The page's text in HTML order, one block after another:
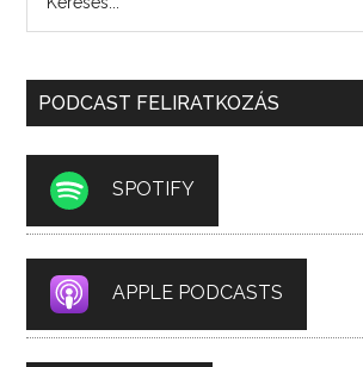
PODCAST FELIRATKOZÁS
SPOTIFY
APPLE PODCASTS